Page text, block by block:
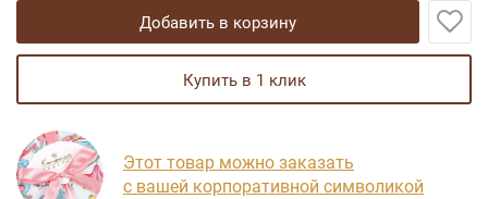
добавить в корзину
купить в 1 клик
Этот товар можно заказать
с вашей корпоративной символикой